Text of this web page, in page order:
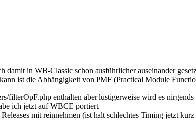
damit in WB-Classic schon ausführlicher auseinander
ist die Abhängigkeit von PMF (Practical Module
filterOpF.php enthalten aber lustigerweise wird es
ich jetzt auf WBCE portiert.
mit reinnehmen (ist halt schlechtes Timing jetzt